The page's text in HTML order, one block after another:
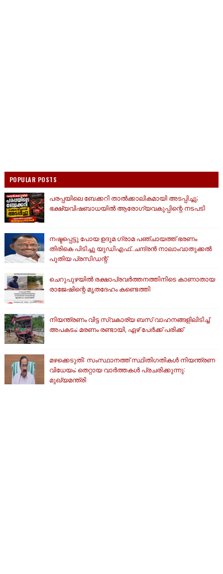
POPULAR POSTS
പരപ്പയിലെ ബേക്കറി താൽക്കാലികമായി അടപ്പിച്ചു;
ഭക്ഷ്യവിഷബാധയിൽ ആരോഗ്യവകുപ്പിന്റെ നടപടി
നഷ്ടപ്പെട്ടു പോയ ഉദുമ ഗ്രാമ പഞ്ചായത്ത് ഭരണം
തിരികെ പിടിച്ചു യുഡിഎഫ്..ചന്ദ്രൻ നാലാംവാതുക്കൽ
പുതിയ പ്രസിഡന്റ്
ചെറുപുഴയിൽ രക്ഷാപ്രവർത്തനത്തിനിടെ കാണാതായ
രാജേഷിന്റെ മൃതദേഹം കണ്ടെത്തി
നിയന്ത്രണം വിട്ട സ്വകാര്യ ബസ് വാഹനങ്ങളിലിടിച്ച്
അപകടം; മരണം രണ്ടായി, ഏഴ് പേർക്ക് പരിക്ക്
മഴക്കെടുതി: സംസ്ഥാനത്ത് സ്ഥിതിഗതികള്‍ നിയന്ത്രണ
വിധേയം; തെറ്റായ വാര്‍ത്തകള്‍ പ്രചരിക്കുന്നു:
മുഖ്യമന്ത്രി